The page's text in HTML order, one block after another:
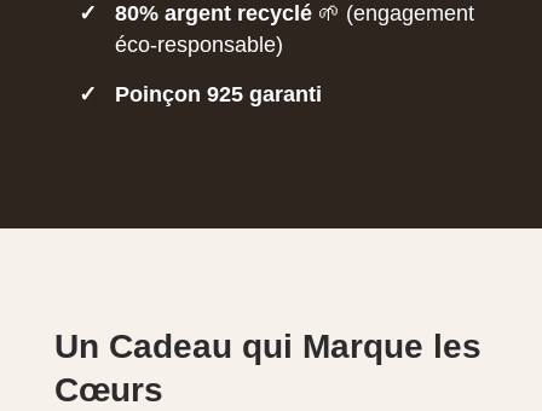
✓ 80% argent recyclé🌱 (engagement
éco-responsable)
✓ Poinçon 925 garanti
Un Cadeau qui Marque les
Cœurs